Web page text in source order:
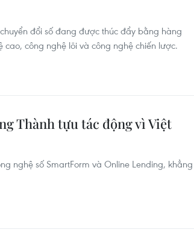
đổi số đang được thúc đẩy bằng hàng
công nghệ lõi và công nghệ chiến lược.
Thành tựu tác động vì Việt
nghệ số SmartForm và Online Lending, khẳng